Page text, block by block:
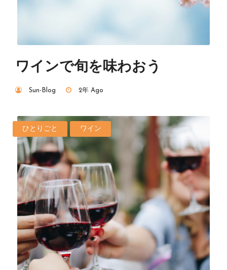
ワインで旬を味わおう
Sun-Blog 2年 Ago
ひとりごと ワイン